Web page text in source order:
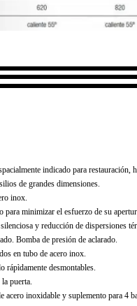
indicado para restauración,
de grandes dimensiones.
inox.
para minimizar el esfuerzo de su
y reducción de dispersiones
Bomba de presión de aclarado.
en tubo de acero inox.
rápìdamente desmontables.
puerta.
acero inoxidable y suplemento para 4